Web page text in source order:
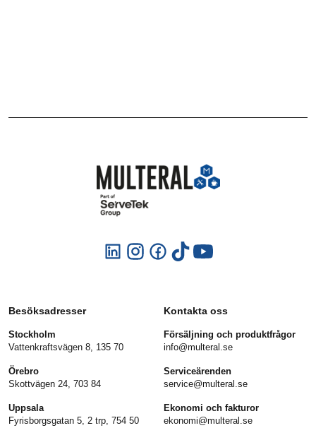
Besöksadresser
Stockholm
Vattenkraftsvägen 8, 135 70
Örebro
Skottvägen 24, 703 84
Uppsala
Fyrisborgsgatan 5, 2 trp, 754 50
Kontakta oss
Försäljning och produktfrågor
info@multeral.se
Serviceärenden
service@multeral.se
Ekonomi och fakturor
ekonomi@multeral.se